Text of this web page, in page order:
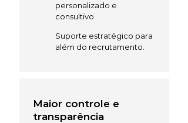
personalizado e
consultivo.
Suporte estratégico para
além do recrutamento.
Maior controle e
transparência